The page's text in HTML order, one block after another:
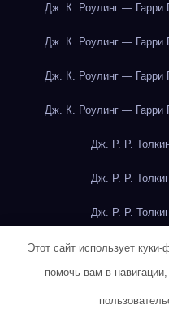
Дж. К. Роулинг — Гарри
Дж. К. Роулинг — Гарри
Дж. К. Роулинг — Гарри
Дж. К. Роулинг — Гарри
Дж. Р. Р.
Дж. Р. Р.
Дж. Р. Р.
Дж. Р. Р.
Дж. Р. Р.
Дж. Р. Р.
Этот сайт использует
помочь вам в